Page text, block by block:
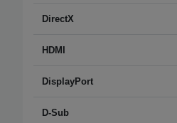
DirectX
HDMI
DisplayPort
D-Sub